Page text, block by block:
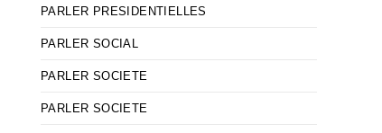
PARLER PRESIDENTIELLES
PARLER SOCIAL
PARLER SOCIETE
PARLER SOCIETE